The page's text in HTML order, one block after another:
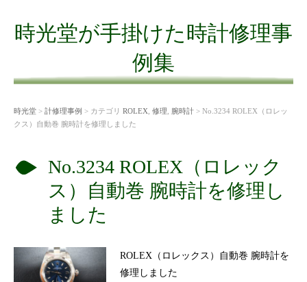
時光堂が手掛けた時計修理事
例集
時光堂 > 計修理事例 > カテゴリ ROLEX 修理 腕時計 > No.3234 ROLEX（ロレッ
クス）自動巻 腕時計を修理しました
No.3234 ROLEX（ロレック
ス）自動巻 腕時計を修理し
ました
ROLEX（ロレックス）自動巻 腕時計を
修理しました